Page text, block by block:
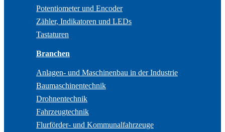
Potentiometer und Encoder
Zähler, Indikatoren und LEDs
Tastaturen
Branchen
Anlagen- und Maschinenbau in der Industrie
Baumaschinentechnik
Drohnentechnik
Fahrzeugtechnik
Flurförder- und Kommunalfahrzeuge